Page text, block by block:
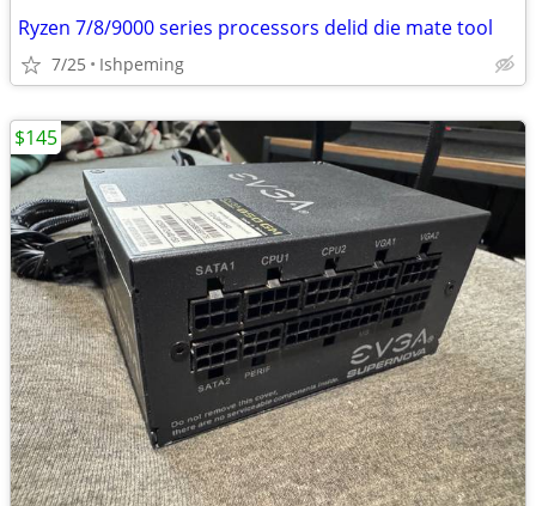
Ryzen 7/8/9000 series processors delid die mate tool
7/25 Ishpeming
$145